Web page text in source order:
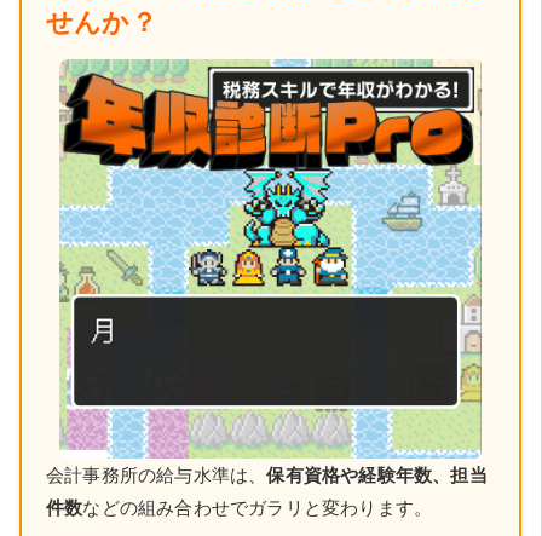
せんか？
会計事務所の給与水準は、保有資格や経験年数、担当
件数などの組み合わせでガラリと変わります。